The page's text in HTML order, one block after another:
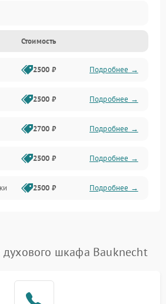
Стоимость
2500 ₽ Подробнее →
2500 ₽ Подробнее →
2700 ₽ Подробнее →
2500 ₽ Подробнее →
2500 ₽ Подробнее →
шкафа Bauknecht